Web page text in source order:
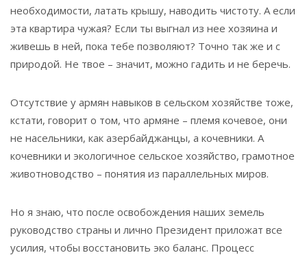
необходимости, латать крышу, наводить чистоту. А если
эта квартира чужая? Если ты выгнал из нее хозяина и
живешь в ней, пока тебе позволяют? Точно так же и с
природой. Не твое – значит, можно гадить и не беречь.
Отсутствие у армян навыков в сельском хозяйстве тоже,
кстати, говорит о том, что армяне – племя кочевое, они
не насельники, как азербайджанцы, а кочевники. А
кочевники и экологичное сельское хозяйство, грамотное
животноводство – понятия из параллельных миров.
Но я знаю, что после освобождения наших земель
руководство страны и лично Президент приложат все
усилия, чтобы восстановить эко баланс. Процесс